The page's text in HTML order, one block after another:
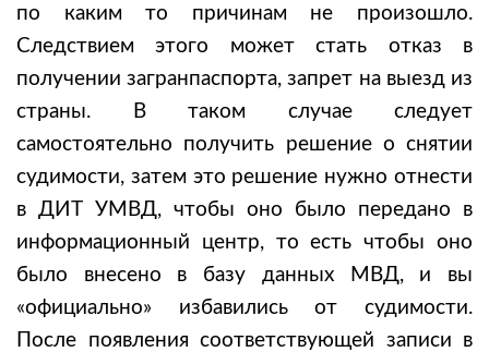
по каким то причинам не произошло.
Следствием этого может стать отказ в
получении загранпаспорта, запрет на выезд из
страны. В таком случае следует
самостоятельно получить решение о снятии
судимости, затем это решение нужно отнести
в ДИТ УМВД, чтобы оно было передано в
информационный центр, то есть чтобы оно
было внесено в базу данных МВД, и вы
«официально» избавились от судимости.
После появления соответствующей записи в